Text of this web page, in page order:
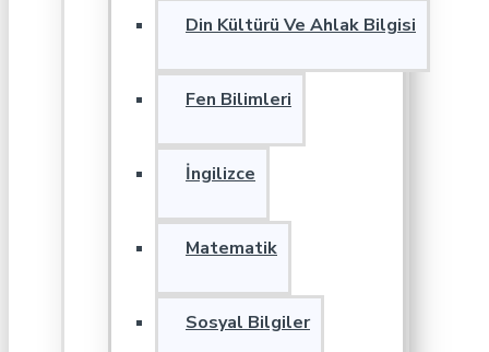
Din Kültürü Ve Ahlak Bilgisi
Fen Bilimleri
İngilizce
Matematik
Sosyal Bilgiler